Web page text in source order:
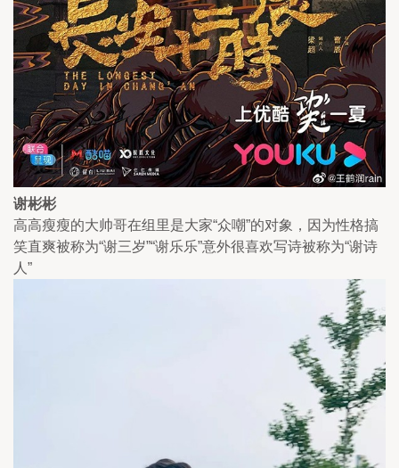
谢彬彬
高高瘦瘦的大帅哥在组里是大家“众嘲”的对象，因为性格搞
笑直爽被称为“谢三岁”“谢乐乐”意外很喜欢写诗被称为“谢诗
人”